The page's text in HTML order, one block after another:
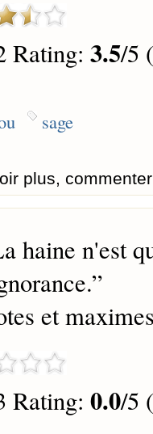
Rating: 3.5/5
sage
plus, commenter
haine n'est
”
et maximes
Rating: 0.0/5